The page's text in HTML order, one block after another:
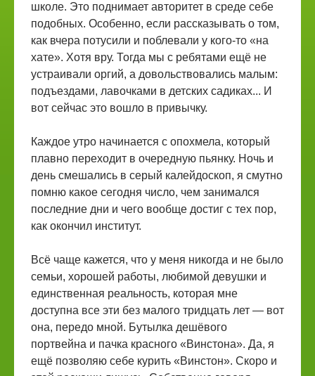
школе. Это поднимает авторитет в среде себе
подобных. Особенно, если рассказывать о том,
как вчера потусили и поблевали у кого-то «на
хате». Хотя вру. Тогда мы с ребятами ещё не
устраивали оргий, а довольствовались малым:
подъездами, лавочками в детских садиках... И
вот сейчас это вошло в привычку.
Каждое утро начинается с опохмела, который
плавно переходит в очередную пьянку. Ночь и
день смешались в серый калейдоскоп, я смутно
помню какое сегодня число, чем занимался
последние дни и чего вообще достиг с тех пор,
как окончил институт.
Всё чаще кажется, что у меня никогда и не было
семьи, хорошей работы, любимой девушки и
единственная реальность, которая мне
доступна все эти без малого тридцать лет — вот
она, передо мной. Бутылка дешёвого
портвейна и пачка красного «Винстона». Да, я
ещё позволяю себе курить «Винстон». Скоро и